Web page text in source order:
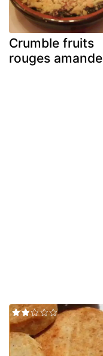
Crumble fruits
rouges amande